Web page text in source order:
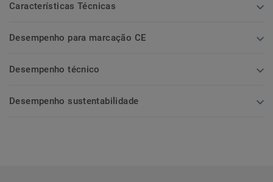
Características Técnicas
Desempenho para marcação CE
Desempenho técnico
Desempenho sustentabilidade